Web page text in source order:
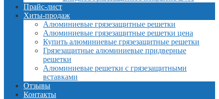
Прайс-лист
Хиты-продаж
Алюминиевые грязезащитные решетки
Алюминиевые грязезащитные решетки цена
Купить алюминиевые грязезащитные решетки
Грязезащитные алюминиевые придверные
решетки
Алюминиевые решетки с грязезащитными
вставками
Отзывы
Контакты